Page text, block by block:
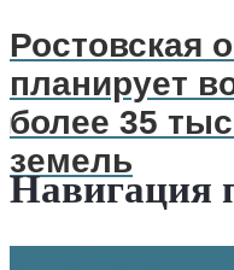
Ростовская
планирует
более 35
земель
Навигация